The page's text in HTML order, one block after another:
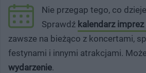
Nie przegap tego, co
Sprawdź kalendarz
zawsze na bieżąco z koncertami,
festynami i innymi atrakcjami.
wydarzenie.